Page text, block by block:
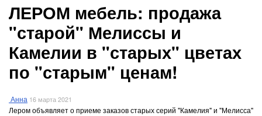
ЛЕРОМ мебель: продажа
"старой" Мелиссы и
Камелии в "старых" цветах
по "старым" ценам!
Анна 16 марта 2021
Лером объявляет о приеме заказов старых серий "Камелия" и "Мелисса"